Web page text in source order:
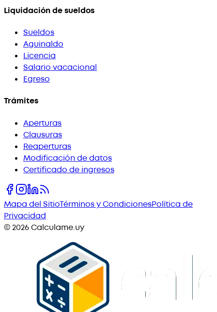
Liquidación de sueldos
Sueldos
Aguinaldo
Licencia
Salario vacacional
Egreso
Trámites
Aperturas
Clausuras
Reaperturas
Modificación de datos
Certificado de ingresos
Mapa del SitioTérminos y CondicionesPolítica de
Privacidad
©2026Calculame.uy